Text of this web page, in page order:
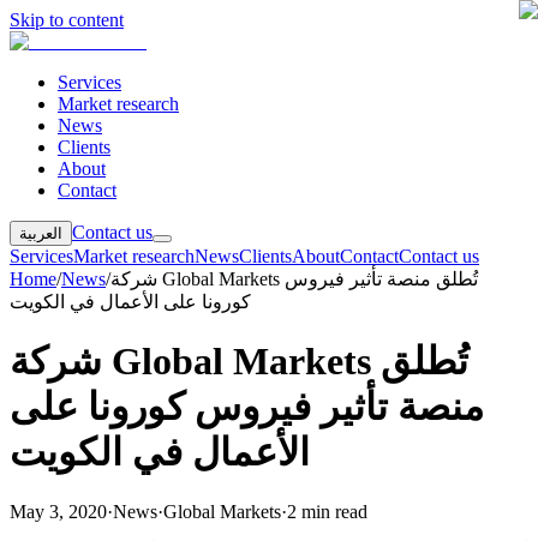
Skip to content
Services
Market research
News
Clients
About
Contact
العربية
Contact us
ServicesMarket researchNewsClientsAboutContactContact us
Home/News/شركة Global Markets تُطلق منصة تأثير فيروس
كورونا على الأعمال في الكويت
شركة Global Markets تُطلق
منصة تأثير فيروس كورونا على
الأعمال في الكويت
May 3, 2020·News·Global Markets·2 min read